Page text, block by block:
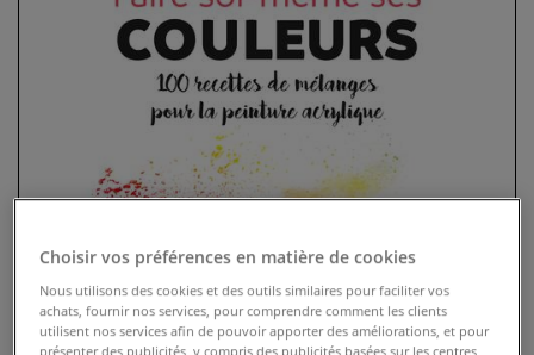
Choisir vos préférences en matière de cookies
Nous utilisons des cookies et des outils similaires pour faciliter vos
achats, fournir nos services, pour comprendre comment les clients
utilisent nos services afin de pouvoir apporter des améliorations, et pour